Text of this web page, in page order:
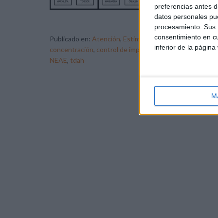
preferencias antes
datos personales
procesamiento.
consentimiento en
inferior de la página
Publicado en: Atención, Estimulación cognitiva,NEAE
concentración, control de impulsos,control inhibitorio,
NEAE, tdah